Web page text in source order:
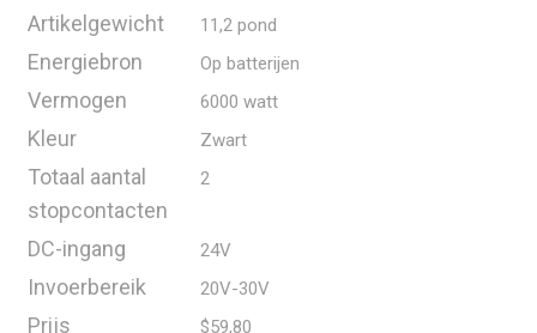
Artikelgewicht 11,2 pond
Energiebron Op batterijen
Vermogen 6000 watt
Kleur Zwart
Totaal aantal
stopcontacten
2
DC-ingang 24V
Invoerbereik 20V-30V
Prijs $59,80